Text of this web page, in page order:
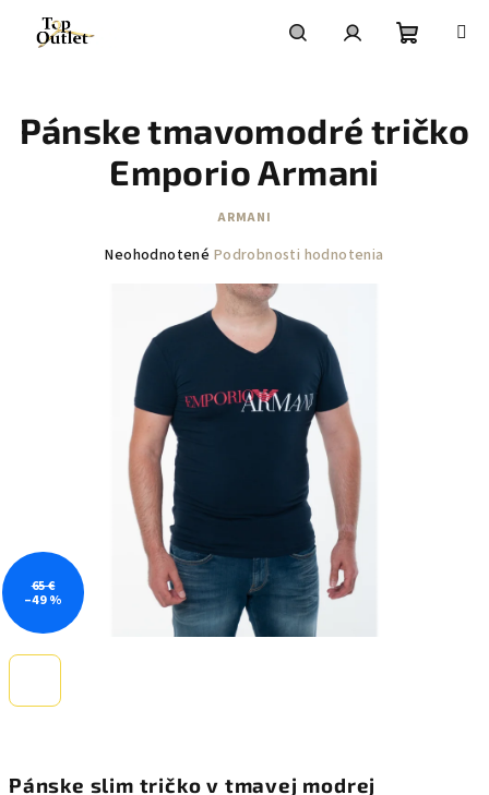
obsah
košík
Pánske slim tričko v tmavej modrej
Pánske tmavomodré tričko
Emporio Armani
ARMANI
Priemerné
hviezdičiek.
Neohodnotené Podrobnosti hodnotenia
65 €
–49 %